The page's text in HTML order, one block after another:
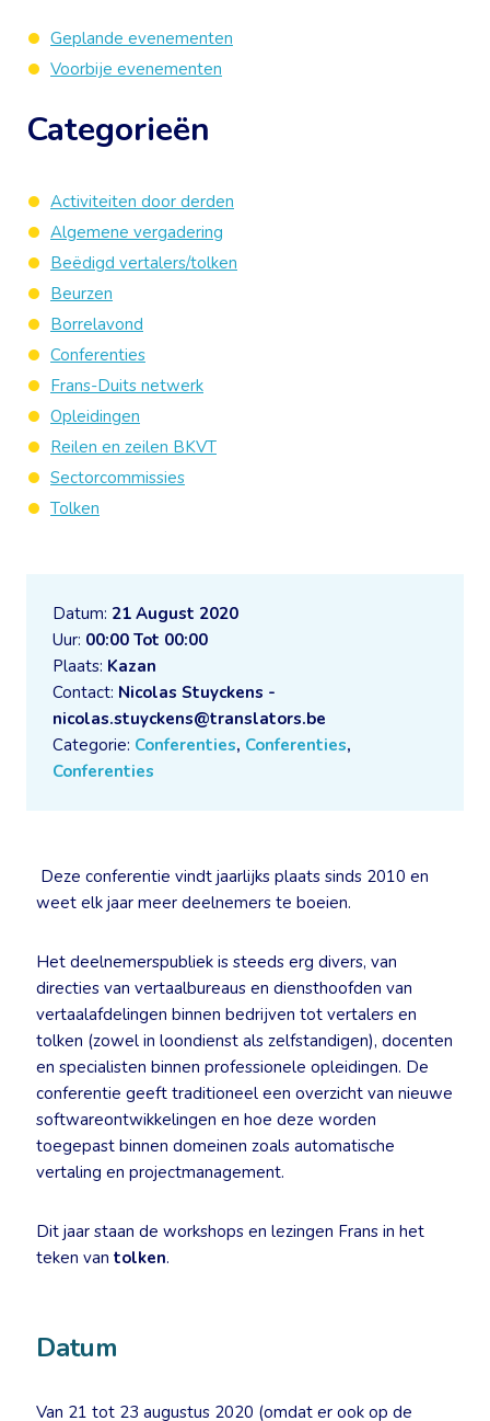
Datum: 21 August 2020
Uur: 00:00 Tot 00:00
Plaats: Kazan
Contact: Nicolas Stuyckens -
nicolas.stuyckens@translators.be
Categorie: Conferenties, Conferenties,
Conferenties
Deze conferentie vindt jaarlijks plaats sinds 2010 en
weet elk jaar meer deelnemers te boeien.
Het deelnemerspubliek is steeds erg divers, van
directies van vertaalbureaus en diensthoofden van
vertaalafdelingen binnen bedrijven tot vertalers en
tolken (zowel in loondienst als zelfstandigen), docenten
en specialisten binnen professionele opleidingen. De
conferentie geeft traditioneel een overzicht van nieuwe
softwareontwikkelingen en hoe deze worden
toegepast binnen domeinen zoals automatische
vertaling en projectmanagement.
Dit jaar staan de workshops en lezingen Frans in het
teken van tolken.
Datum
Van 21 tot 23 augustus 2020 (omdat er ook op de
Geplande evenementen
Voorbije evenementen
Categorieën
Activiteiten door derden
Algemene vergadering
Beëdigd vertalers/tolken
Beurzen
Borrelavond
Conferenties
Frans-Duits netwerk
Opleidingen
Reilen en zeilen BKVT
Sectorcommissies
Tolken